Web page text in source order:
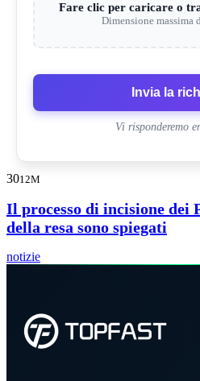
Fare clic per caricare o
Dimensione massima
Invia la
Vi risponderemo
3012M
Il processo di incisione dei
della resa sono spiegati
notizie